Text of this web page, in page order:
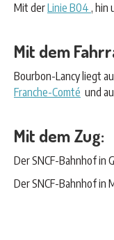
Mit derLinie B04 , hin
Mit dem
Bourbon-Lancy liegt
Franche-Comté und
Mit dem Zug:
Der SNCF-Bahnhof in
Der SNCF-Bahnhof in